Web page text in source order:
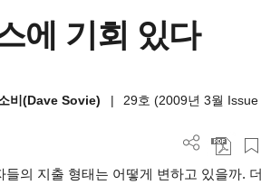
에 기회 있다
비(Dave Sovie) |
29호 (2009년 3월 Issue
의 지출 형태는 어떻게 변하고 있을까. 더